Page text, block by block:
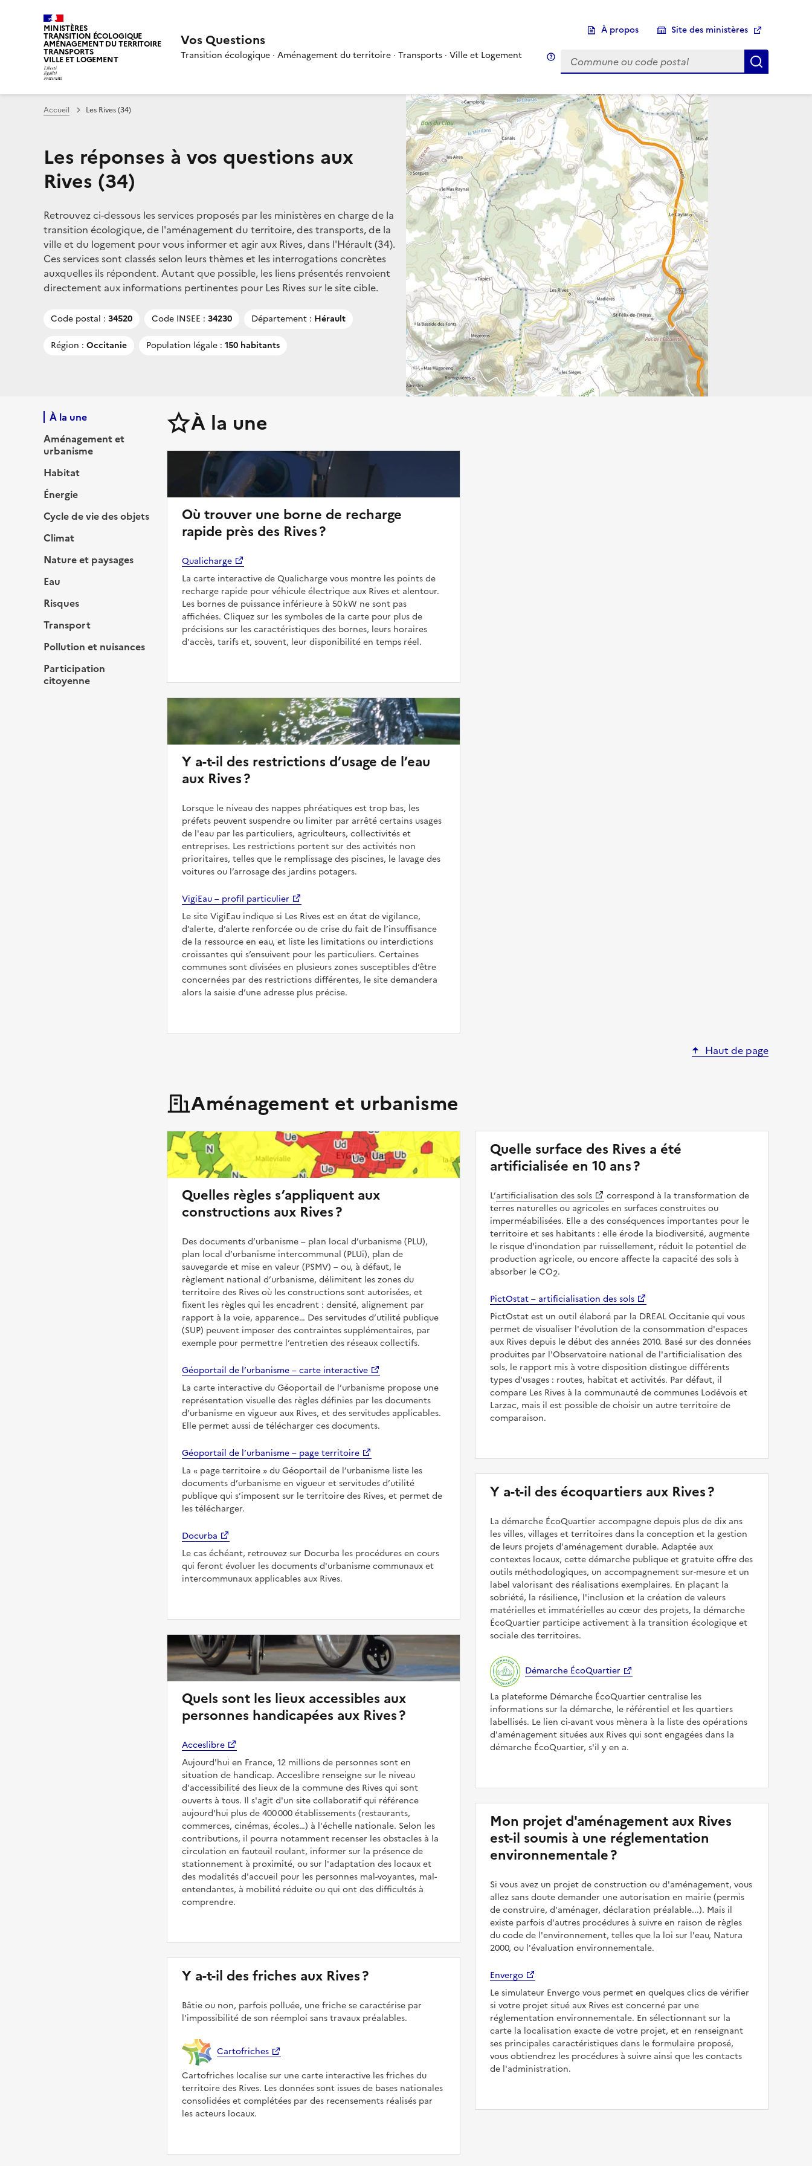
MINISTÈRES
TRANSITION ÉCOLOGIQUE
AMÉNAGEMENT DU TERRITOIRE
TRANSPORTS
VILLE ET LOGEMENT
Vos Questions
Transition écologique · Aménagement du territoire · Transports · Ville et Logement
À propos Site des ministères
Choix d'une commune
Infobulle
Accueil Les Rives (34)
Les réponses à vos questions aux
Rives (34)
Retrouvez ci-dessous les services proposés par les ministères en charge de la
transition écologique, de l'aménagement du territoire, des transports, de la
ville et du logement pour vous informer et agir aux Rives, dans l'Hérault (34).
Ces services sont classés selon leurs thèmes et les interrogations concrètes
auxquelles ils répondent. Autant que possible, les liens présentés renvoient
directement aux informations pertinentes pour Les Rives sur le site cible.
Code postal : 34520 Code INSEE : 34230 Département : Hérault
Région : Occitanie Population légale : 150 habitants
À la une
Aménagement et
urbanisme
Habitat
Énergie
Cycle de vie des objets
Climat
Nature et paysages
Eau
Risques
Transport
Pollution et nuisances
Participation
citoyenne
À la une
Où trouver une borne de recharge
rapide près des Rives ?
Qualicharge
La carte interactive de Qualicharge vous montre les points de
recharge rapide pour véhicule électrique aux Rives et alentour.
Les bornes de puissance inférieure à 50 kW ne sont pas
affichées. Cliquez sur les symboles de la carte pour plus de
précisions sur les caractéristiques des bornes, leurs horaires
d'accès, tarifs et, souvent, leur disponibilité en temps réel.
Y a-t-il des restrictions d’usage de l’eau
aux Rives ?
Lorsque le niveau des nappes phréatiques est trop bas, les
préfets peuvent suspendre ou limiter par arrêté certains usages
de l'eau par les particuliers, agriculteurs, collectivités et
entreprises. Les restrictions portent sur des activités non
prioritaires, telles que le remplissage des piscines, le lavage des
voitures ou l’arrosage des jardins potagers.
VigiEau – profil particulier
Le site VigiEau indique si Les Rives est en état de vigilance,
d’alerte, d’alerte renforcée ou de crise du fait de l’insuffisance
de la ressource en eau, et liste les limitations ou interdictions
croissantes qui s’ensuivent pour les particuliers. Certaines
communes sont divisées en plusieurs zones susceptibles d’être
concernées par des restrictions différentes, le site demandera
alors la saisie d’une adresse plus précise.
Haut de page
Aménagement et urbanisme
Quelles règles s’appliquent aux
constructions aux Rives ?
Des documents d’urbanisme – plan local d’urbanisme (PLU),
plan local d’urbanisme intercommunal (PLUi), plan de
sauvegarde et mise en valeur (PSMV) – ou, à défaut, le
règlement national d’urbanisme, délimitent les zones du
territoire des Rives où les constructions sont autorisées, et
fixent les règles qui les encadrent : densité, alignement par
rapport à la voie, apparence… Des servitudes d’utilité publique
(SUP) peuvent imposer des contraintes supplémentaires, par
exemple pour permettre l’entretien des réseaux collectifs.
Géoportail de l’urbanisme – carte interactive
La carte interactive du Géoportail de l’urbanisme propose une
représentation visuelle des règles définies par les documents
d’urbanisme en vigueur aux Rives, et des servitudes applicables.
Elle permet aussi de télécharger ces documents.
Géoportail de l’urbanisme – page territoire
La
page territoire
du Géoportail de l’urbanisme liste les
documents d’urbanisme en vigueur et servitudes d’utilité
publique qui s’imposent sur le territoire des Rives, et permet de
les télécharger.
Docurba
Le cas échéant, retrouvez sur Docurba les procédures en cours
qui feront évoluer les documents d'urbanisme communaux et
intercommunaux applicables aux Rives.
Quels sont les lieux accessibles aux
personnes handicapées aux Rives ?
Acceslibre
Aujourd'hui en France, 12 millions de personnes sont en
situation de handicap. Acceslibre renseigne sur le niveau
d'accessibilité des lieux de la commune des Rives qui sont
ouverts à tous. Il s'agit d'un site collaboratif qui référence
aujourd'hui plus de 400 000 établissements (restaurants,
commerces, cinémas, écoles…) à l'échelle nationale. Selon les
contributions, il pourra notamment recenser les obstacles à la
circulation en fauteuil roulant, informer sur la présence de
stationnement à proximité, ou sur l'adaptation des locaux et
des modalités d'accueil pour les personnes mal-voyantes, mal-
entendantes, à mobilité réduite ou qui ont des difficultés à
comprendre.
Y a-t-il des friches aux Rives ?
Bâtie ou non, parfois polluée, une friche se caractérise par
l'impossibilité de son réemploi sans travaux préalables.
Cartofriches
Cartofriches localise sur une carte interactive les friches du
territoire des Rives. Les données sont issues de bases nationales
consolidées et complétées par des recensements réalisés par
les acteurs locaux.
Quelle surface des Rives a été
artificialisée en 10 ans ?
L’artificialisation des sols
correspond à la transformation de
terres naturelles ou agricoles en surfaces construites ou
imperméabilisées. Elle a des conséquences importantes pour le
territoire et ses habitants : elle érode la biodiversité, augmente
le risque d'inondation par ruissellement, réduit le potentiel de
production agricole, ou encore affecte la capacité des sols à
absorber le CO2.
PictOstat – artificialisation des sols
PictOstat est un outil élaboré par la DREAL Occitanie qui vous
permet de visualiser l'évolution de la consommation d'espaces
aux Rives depuis le début des années 2010. Basé sur des données
produites par l'Observatoire national de l'artificialisation des
sols, le rapport mis à votre disposition distingue différents
types d'usages : routes, habitat et activités. Par défaut, il
compare Les Rives à la communauté de communes Lodévois et
Larzac, mais il est possible de choisir un autre territoire de
comparaison.
Y a-t-il des écoquartiers aux Rives ?
La démarche ÉcoQuartier accompagne depuis plus de dix ans
les villes, villages et territoires dans la conception et la gestion
de leurs projets d'aménagement durable. Adaptée aux
contextes locaux, cette démarche publique et gratuite offre des
outils méthodologiques, un accompagnement sur-mesure et un
label valorisant des réalisations exemplaires. En plaçant la
sobriété, la résilience, l'inclusion et la création de valeurs
matérielles et immatérielles au cœur des projets, la démarche
ÉcoQuartier participe activement à la transition écologique et
sociale des territoires.
Démarche ÉcoQuartier
La plateforme Démarche ÉcoQuartier centralise les
informations sur la démarche, le référentiel et les quartiers
labellisés. Le lien ci-avant vous mènera à la liste des opérations
d'aménagement situées aux Rives qui sont engagées dans la
démarche ÉcoQuartier, s'il y en a.
Mon projet d'aménagement aux Rives
est-il soumis à une réglementation
environnementale ?
Si vous avez un projet de construction ou d'aménagement, vous
allez sans doute demander une autorisation en mairie (permis
de construire, d'aménager, déclaration préalable...). Mais il
existe parfois d'autres procédures à suivre en raison de règles
du code de l'environnement, telles que la loi sur l'eau, Natura
2000, ou l'évaluation environnementale.
Envergo
Le simulateur Envergo vous permet en quelques clics de vérifier
si votre projet situé aux Rives est concerné par une
réglementation environnementale. En sélectionnant sur la
carte la localisation exacte de votre projet, et en renseignant
ses principales caractéristiques dans le formulaire proposé,
vous obtiendrez les procédures à suivre ainsi que les contacts
de l'administration.